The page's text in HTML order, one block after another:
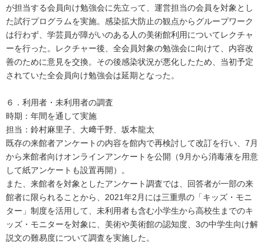
が担当する会員向け勉強会に先立って、運営担当の会員を対象とし
た試行プログラムを実施。感染拡大防止の観点からグループワーク
は行わず、学芸員が障がいのある人の美術館利用についてレクチャ
ーを行った。レクチャー後、全会員対象の勉強会に向けて、内容改
善のために意見を交換。その後感染状況が悪化したため、当初予定
されていた全会員向け勉強会は延期となった。
６．利用者・未利用者の調査
時期：年間を通して実施
担当：鈴村麻里子、大﨑千野、坂本龍太
既存の来館者アンケートの内容を館内で再検討して改訂を行い、7月
から来館者向けオンラインアンケートを公開（9月から消毒液を用意
して紙アンケートも設置再開）。
また、来館者を対象としたアンケート調査では、回答者が一部の来
館者に限られることから、2021年2月には三重県の「キッズ・モニ
ター」制度を活用して、未利用者も含む小学生から高校生までのキ
ッズ・モニターを対象に、美術や美術館の認知度、3の中学生向け解
説文の難易度について調査を実施した。